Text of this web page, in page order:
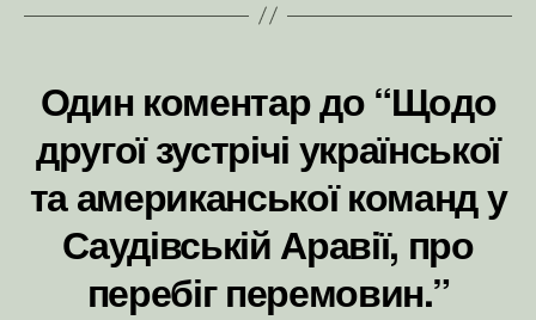
Один коментар до “Щодо
другої зустрічі української
та американської команд у
Саудівській Аравії, про
перебіг перемовин.”